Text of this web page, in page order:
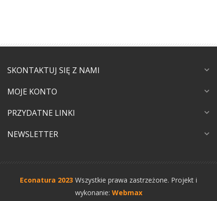
SKONTAKTUJ SIĘ Z NAMI expand_more
MOJE KONTO expand_more
PRZYDATNE LINKI expand_more
NEWSLETTER expand_more
Econatura 2023 Wszystkie prawa zastrzeżone. Projekt i
wykonanie: Webmax